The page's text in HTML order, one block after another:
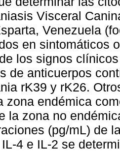
Visceral
Venezuela
en sintomáticos
los signos
de anticuerpos
rK39 y rK26.
zona endémica
la zona no
(pg/mL) de
4 e IL-2 se